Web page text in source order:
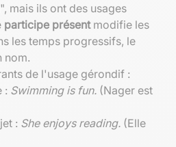
mais ils ont des usages
participe présentmodifie les
les temps progressifs, le
nom.
de l'usage gérondif :
: Swimming is fun. (Nager est
: She enjoys reading. (Elle